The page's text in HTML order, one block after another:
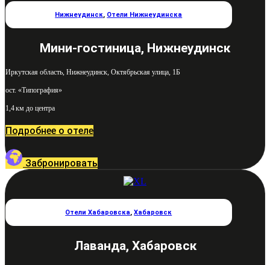
Нижнеудинск, Отели Нижнеудинска
Мини-гостиница, Нижнеудинск
Иркутская область, Нижнеудинск, Октябрьская улица, 1Б
ост. «Типография»
1,4 км до центра
Подробнее о отеле
Забронировать
Отели Хабаровска,Хабаровск
Лаванда, Хабаровск